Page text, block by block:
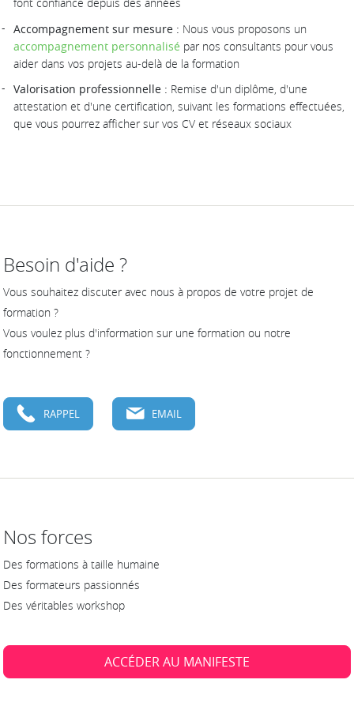
font confiance depuis des années
Accompagnement sur mesure : Nous vous proposons un
accompagnement personnalisé par nos consultants pour vous
aider dans vos projets au-delà de la formation
Valorisation professionnelle : Remise d'un diplôme, d'une
attestation et d'une certification, suivant les formations effectuées,
que vous pourrez afficher sur vos CV et réseaux sociaux
Besoin d'aide ?
Vous souhaitez discuter avec nous à propos de votre projet de
formation ?
Vous voulez plus d'information sur une formation ou notre
fonctionnement ?
RAPPEL EMAIL
Nos forces
Des formations à taille humaine
Des formateurs passionnés
Des véritables workshop
ACCÉDER AU MANIFESTE